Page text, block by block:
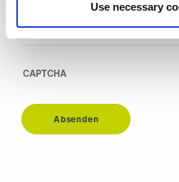
Use necessary
CAPTCHA
Absenden